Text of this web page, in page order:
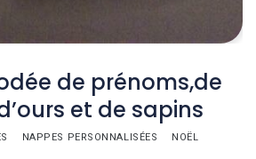
de prénoms,de
et de sapins
NAPPES PERSONNALISÉES NOËL